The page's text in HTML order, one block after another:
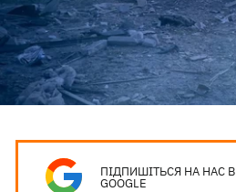
ПІДПИШІТЬСЯ НА НАС В
GOOGLE